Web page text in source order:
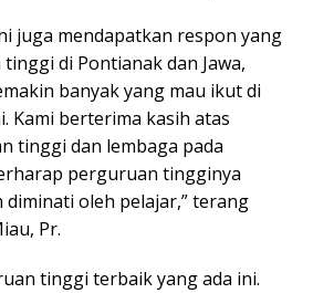
juga mendapatkan respon yang
di Pontianak dan Jawa,
banyak yang mau ikut di
Kami berterima kasih atas
tinggi dan lembaga pada
perguruan tingginya
diminati oleh pelajar,” terang
Pr.
tinggi terbaik yang ada ini.